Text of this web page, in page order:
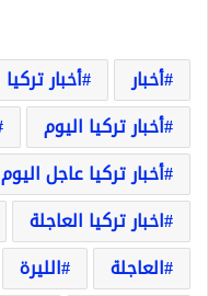
أخبار أخبار تركيا
أخبار تركيا اليوم
أخبار تركيا عاجل اليوم
اخبار تركيا العاجلة
العاجلة
الليرة